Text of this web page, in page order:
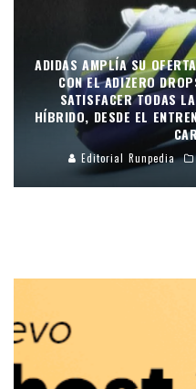
ADIDAS AMPLÍA SU
CON EL ADIZERO
SATISFACER TODAS
HÍBRIDO, DESDE EL
Editorial Runpedia